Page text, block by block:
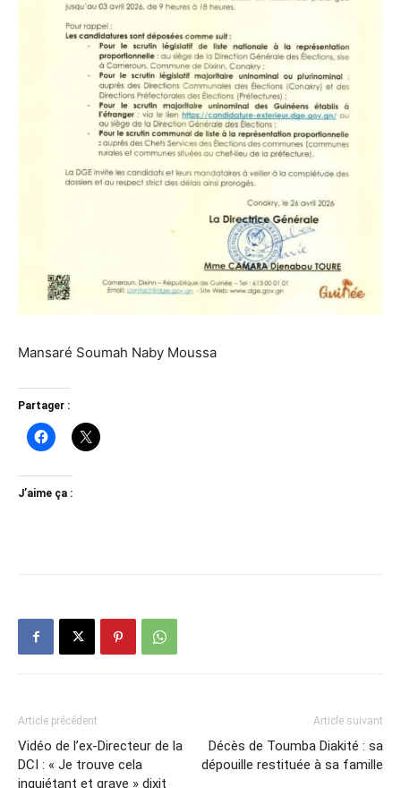
Mansaré Soumah Naby Moussa
Partager :
J’aime ça :
Article précédent
Vidéo de l’ex-Directeur de la
DCI : « Je trouve cela
inquiétant et grave » dixit
Article suivant
Décès de Toumba Diakité : sa
dépouille restituée à sa famille